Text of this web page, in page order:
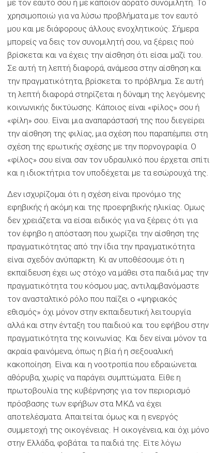
με τον εαυτό σου ή με κάποιον αόρατο συνομιλητή. Το
χρησιμοποιώ για να λύσω προβλήματα με τον εαυτό
μου και με διάφορους άλλους ενοχλητικούς. Σήμερα
μπορείς να δεις τον συνομιλητή σου, να ξέρεις πού
βρίσκεται και να έχεις την αίσθηση ότι είσαι μαζί του.
Σε αυτή τη λεπτή διαφορά, ανάμεσα στην αίσθηση και
την πραγματικότητα, βρίσκεται το πρόβλημα. Σε αυτή
τη λεπτή διαφορά στηρίζεται η δύναμη της λεγόμενης
κοινωνικής δικτύωσης. Κάποιος είναι «φίλος» σου ή
«φίλη» σου. Είναι μια αναπαράστασή της που διεγείρει
την αίσθηση της φιλίας, μια σχέση που παραπέμπει στη
σχέση της ερωτικής σχέσης με την πορνογραφία. Ο
«φίλος» σου είναι σαν τον υδραυλικό που έρχεται σπίτι
και η ιδιοκτήτρια τον υποδέχεται με τα εσώρουχά της.
Δεν ισχυρίζομαι ότι η σχέση είναι προνόμιο της
εφηβικής ή ακόμη και της προεφηβικής ηλικίας. Ομως
δεν χρειάζεται να είσαι ειδικός για να ξέρεις ότι για
τον έφηβο η απόσταση που χωρίζει την αίσθηση της
πραγματικότητας από την ίδια την πραγματικότητα
είναι σχεδόν ανύπαρκτη. Κι αν υποθέσουμε ότι η
εκπαίδευση έχει ως στόχο να μάθει στα παιδιά μας την
πραγματικότητα του κόσμου μας, αντιλαμβανόμαστε
τον ανασταλτικό ρόλο που παίζει ο «ψηφιακός
εθισμός» όχι μόνον στην εκπαιδευτική λειτουργία
αλλά και στην ένταξη του παιδιού και του εφήβου στην
πραγματικότητα της κοινωνίας. Και δεν είναι μόνον τα
ακραία φαινόμενα, όπως η βία ή η σεξουαλική
κακοποίηση. Είναι και η νοοτροπία που εδραιώνεται
αθόρυβα, χωρίς να παράγει συμπτώματα. Είθε η
πρωτοβουλία της κυβέρνησης για τον περιορισμό
πρόσβασης των εφήβων στα ΜΚΔ να έχει
αποτελέσματα. Απαιτείται όμως και η ενεργός
συμμετοχή της οικογένειας. Η οικογένεια, και όχι μόνο
στην Ελλάδα, φοβάται τα παιδιά της. Είτε λόγω